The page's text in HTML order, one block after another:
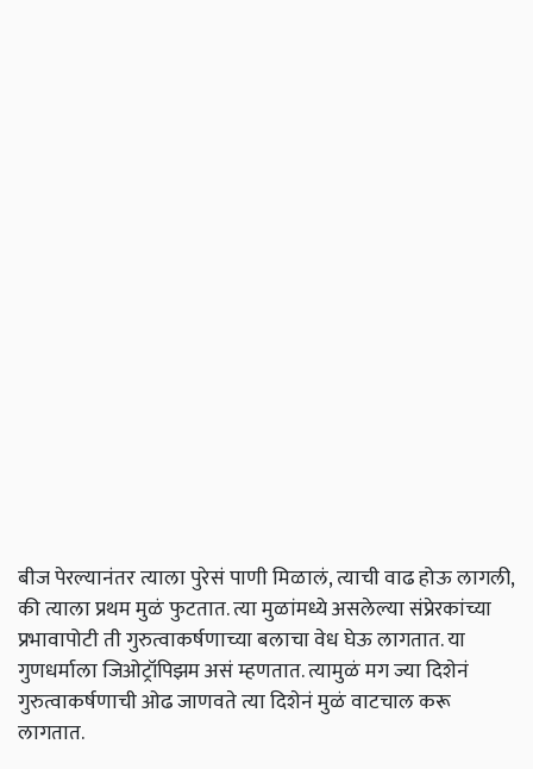
बीज पेरल्यानंतर त्याला पुरेसं पाणी मिळालं, त्याची वाढ होऊ लागली,
की त्याला प्रथम मुळं फुटतात. त्या मुळांमध्ये असलेल्या संप्रेरकांच्या
प्रभावापोटी ती गुरुत्वाकर्षणाच्या बलाचा वेध घेऊ लागतात. या
गुणधर्माला जिओट्रॉपिझम असं म्हणतात. त्यामुळं मग ज्या दिशेनं
गुरुत्वाकर्षणाची ओढ जाणवते त्या दिशेनं मुळं वाटचाल करू
लागतात.